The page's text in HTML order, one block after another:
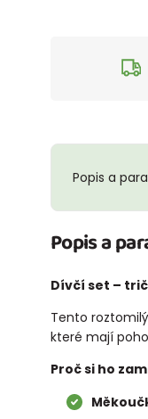
Popis a
Popis a
Dívčí set –
Tento roztomilý
které mají
Proč si ho